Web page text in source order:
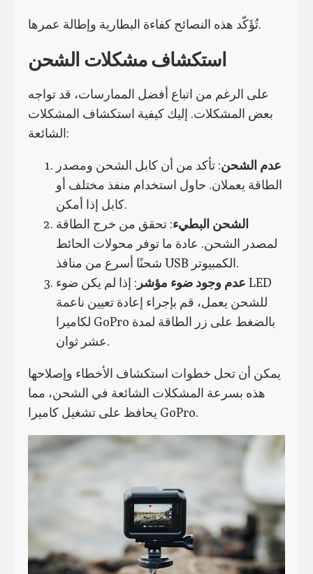
تُؤَكّد هذه النصائح كفاءة البطارية وإطالة عمرها.
استكشاف مشكلات الشحن
على الرغم من اتباع أفضل الممارسات، قد تواجه
بعض المشكلات. إليك كيفية استكشاف المشكلات
الشائعة:
عدم الشحن: تأكد من أن كابل الشحن ومصدر
الطاقة يعملان. حاول استخدام منفذ مختلف أو
كابل إذا أمكن.
الشحن البطيء: تحقق من خرج الطاقة
لمصدر الشحن. عادة ما توفر محولات الحائط
شحنًا أسرع من منافذ USB الكمبيوتر.
عدم وجود ضوء مؤشر : إذا لم يكن ضوء LED
للشحن يعمل، قم بإجراء إعادة تعيين ناعمة
لكاميرا GoPro بالضغط على زر الطاقة لمدة
عشر ثوان.
يمكن أن تحل خطوات استكشاف الأخطاء وإصلاحها
هذه بسرعة المشكلات الشائعة في الشحن، مما
يحافظ على تشغيل كاميرا GoPro.